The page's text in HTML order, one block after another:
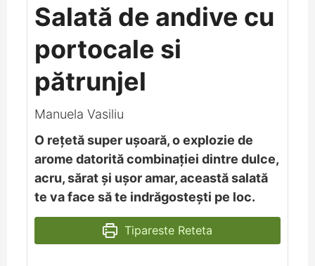
Salată de andive cu
portocale si
pătrunjel
Manuela Vasiliu
O rețetă super ușoară, o explozie de
arome datorită combinației dintre dulce,
acru, sărat și ușor amar, această salată
te va face să te indrăgostești pe loc.
Tipareste Reteta